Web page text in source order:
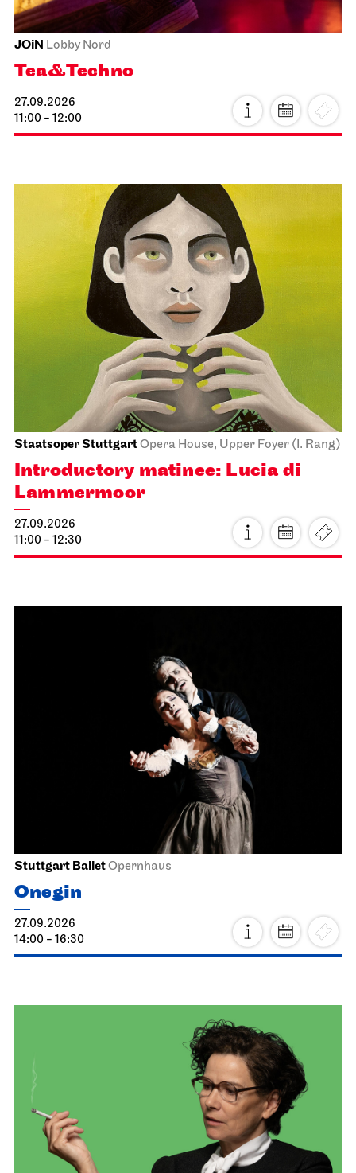
JOiN Lobby Nord
Tea&Techno
27.09.2026
11:00 - 12:00
Staatsoper StuttgartOpera House, Upper Foyer (I. Rang)
Introductory matinee: Lucia di
Lammermoor
27.09.2026
11:00 - 12:30
Stuttgart BalletOpernhaus
Onegin
27.09.2026
14:00 - 16:30